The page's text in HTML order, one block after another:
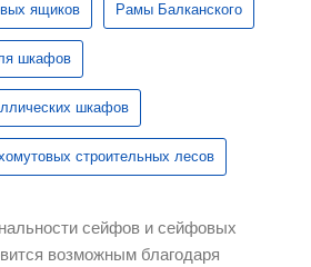
ящиков Рамы Балканского
шкафов
шкафов
строительных лесов
сейфов и сейфовых
возможным благодаря